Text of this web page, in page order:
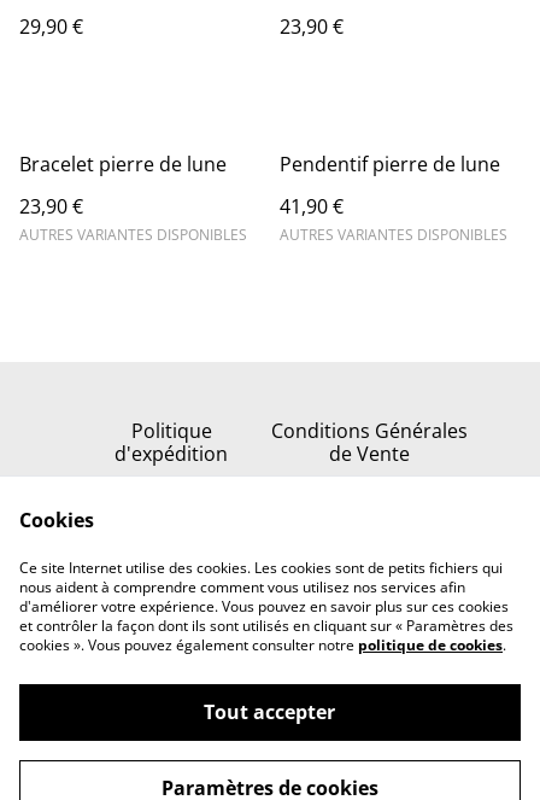
29,90 €
23,90 €
Bracelet pierre de lune
23,90 €
AUTRES VARIANTES DISPONIBLES
Pendentif pierre de lune
41,90 €
AUTRES VARIANTES DISPONIBLES
Politique
d'expédition
Conditions Générales
de Vente
Nous contacter
©2026Serenata della stella
Cookies
Ce site Internet utilise des cookies. Les cookies sont de petits fichiers qui
nous aident à comprendre comment vous utilisez nos services afin
d'améliorer votre expérience. Vous pouvez en savoir plus sur ces cookies
et contrôler la façon dont ils sont utilisés en cliquant sur « Paramètres des
cookies ». Vous pouvez également consulter notre politique de cookies.
Tout accepter
Paramètres de cookies